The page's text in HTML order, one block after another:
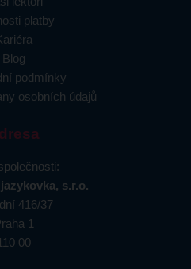
platby
Blog
podmínky
osobních údajů
s.r.o.
416/37
1
00